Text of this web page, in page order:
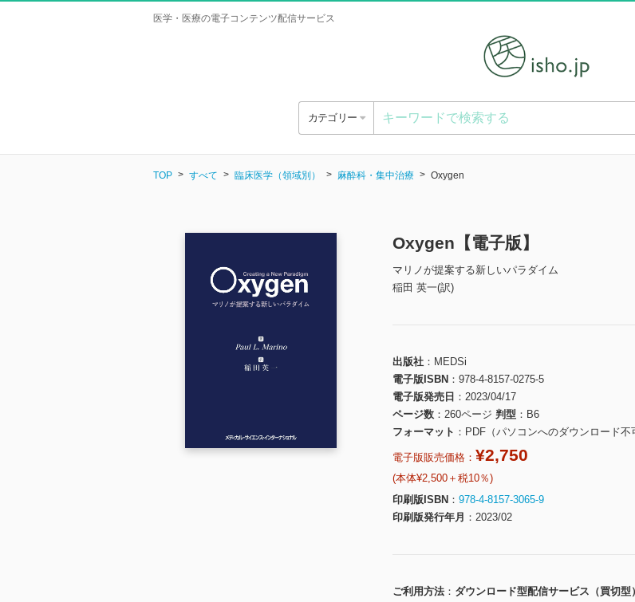
医学・医療の電子コンテンツ配信サービス
カテゴリー
TOP すべて 臨床医学（領域別） 麻酔科・集中治療 Oxygen
Oxygen【電子版】
マリノが提案する新しいパラダイム
稲田 英一(訳)
出版社
MEDSi
電子版ISBN
978-4-8157-0275-5
電子版発売日
2023/04/17
ページ数
260ページ 判型
B6
フォーマット
PDF（パソコンへのダウンロード不
電子版販売価格： ¥2,750
(本体¥2,500＋税10％)
印刷版ISBN
978-4-8157-3065-9
印刷版発行年月
2023/02
ご利用方法
ダウンロード型配信サービス（買切型）